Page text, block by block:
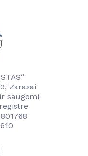
ūkio skyrius
Zarasai
saugomi